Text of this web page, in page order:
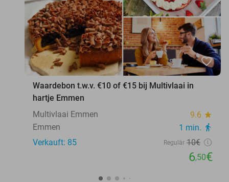
favorite_border
Waardebon t.w.v. €10 of €15 bij Multivlaai in
hartje Emmen
Multivlaai Emmen
9.6 star
Emmen 1 min. directions_walk
Verkauft: 85 Regulär 10€
6,50€